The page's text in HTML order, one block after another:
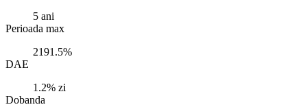
5 ani
Perioada max
2191.5%
DAE
1.2% zi
Dobanda